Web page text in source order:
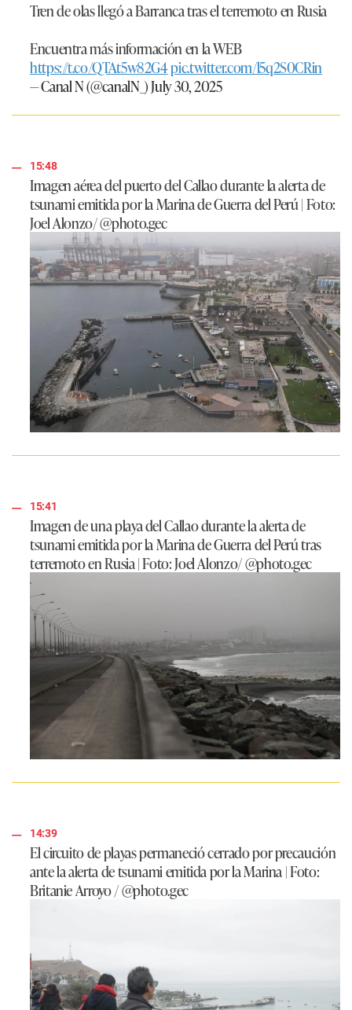
Tren de olas llegó a Barranca tras el terremoto en Rusia
Encuentra más información en la WEB
https://t.co/QTAt5w82G4pic.twitter.com/l5q2S0CRin
— Canal N (@canalN_)July 30, 2025
15:48
Imagen aérea del puerto del Callao durante la alerta de
tsunami emitida por la Marina de Guerra del Perú | Foto:
Joel Alonzo/ @photo.gec
15:41
Imagen de una playa del Callao durante la alerta de
tsunami emitida por la Marina de Guerra del Perú tras
terremoto en Rusia | Foto: Joel Alonzo/ @photo.gec
14:39
El circuito de playas permaneció cerrado por precaución
ante la alerta de tsunami emitida por la Marina | Foto:
Britanie Arroyo / @photo.gec